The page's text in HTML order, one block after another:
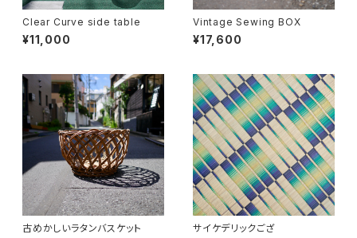
Clear Curve side table
¥11,000
Vintage Sewing BOX
¥17,600
古めかしいラタンバスケット サイケデリックござ